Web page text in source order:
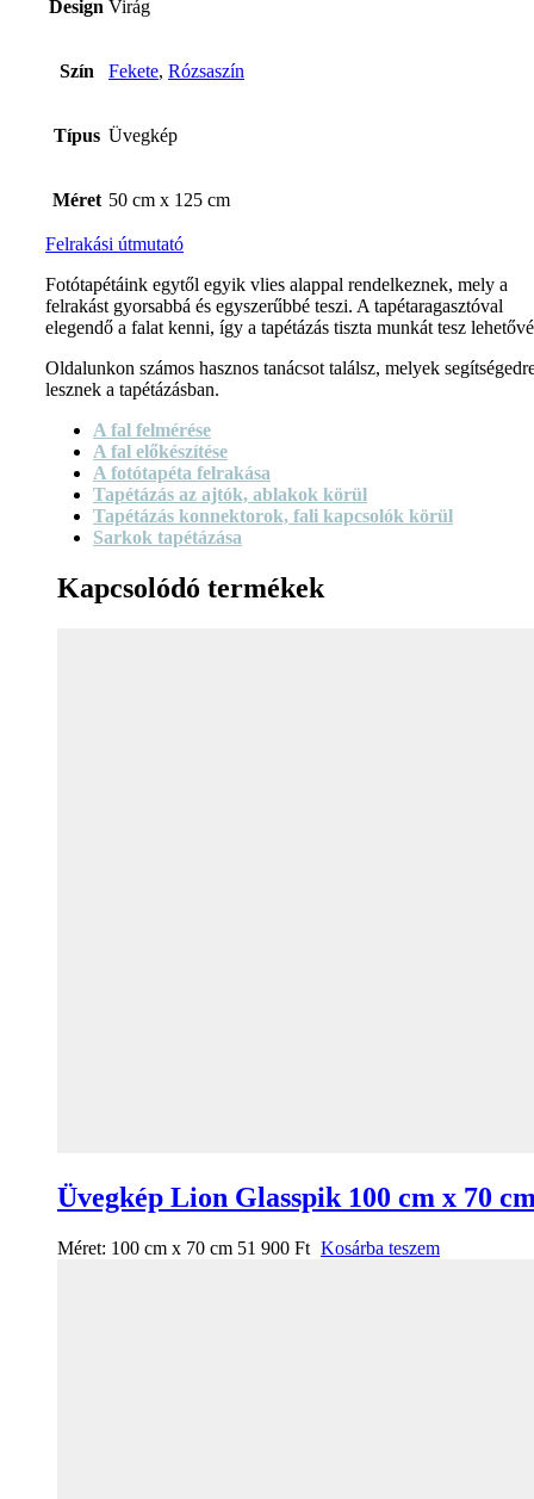
Design Virág
Szín Fekete, Rózsaszín
Típus Üvegkép
Méret 50 cm x 125 cm
Felrakási útmutató
Fotótapétáink egytől egyik vlies alappal rendelkeznek, mely a
felrakást gyorsabbá és egyszerűbbé teszi. A tapétaragasztóval
elegendő a falat kenni, így a tapétázás tiszta munkát tesz
Oldalunkon számos hasznos tanácsot találsz, melyek
lesznek a tapétázásban.
A fal felmérése
A fal előkészítése
A fotótapéta felrakása
Tapétázás az ajtók, ablakok körül
Tapétázás konnektorok, fali kapcsolók körül
Sarkok tapétázása
Kapcsolódó termékek
Üvegkép Lion Glasspik 100 cm x 70
Méret: 100 cm x 70 cm 51 900 Ft Kosárba teszem